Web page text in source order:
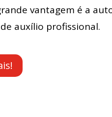
vantagem é a
auxílio profissional.